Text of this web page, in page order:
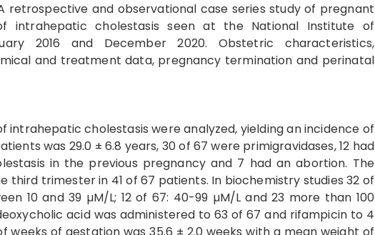
retrospective and observational case series study of pregnant
intrahepatic cholestasis seen at the National Institute of
2016 and December 2020. Obstetric characteristics,
and treatment data, pregnancy termination and perinatal
intrahepatic cholestasis were analyzed, yielding an incidence of
was 29.0 ± 6.8 years, 30 of 67 were primigravidases, 12 had
in the previous pregnancy and 7 had an abortion. The
third trimester in 41 of 67 patients. In biochemistry studies 32 of
10 and 39 µM/L; 12 of 67: 40-99 µM/L and 23 more than 100
acid was administered to 63 of 67 and rifampicin to 4